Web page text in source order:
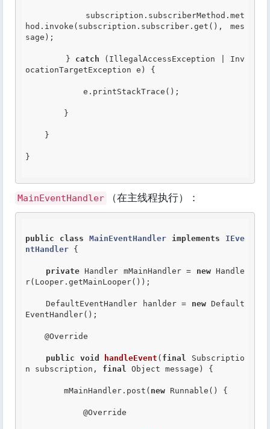
hod.invoke(subscription.subscriber.get(), mes
sage);
        }
catch (IllegalAccessException | Inv
ocationTargetException e) {
}
MainEventHandler （在主线程执行）：
public class MainEventHandler implements
IEve
ntHandler {
private Handler mMainHandler = new Handle
r(Looper.getMainLooper());
    DefaultEventHandler hanlder =
new Default
EventHandler();
@Override
public void handleEvent ( final Subscriptio
n subscription, final Object message) {
        mMainHandler.post(
new Runnable() {
@Override